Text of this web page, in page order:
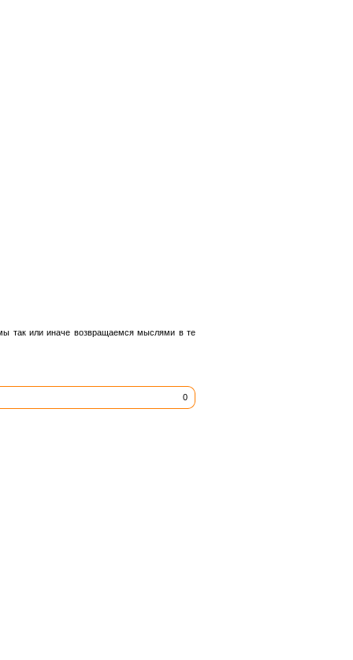
мы так или иначе возвращаемся мыслями в те
0